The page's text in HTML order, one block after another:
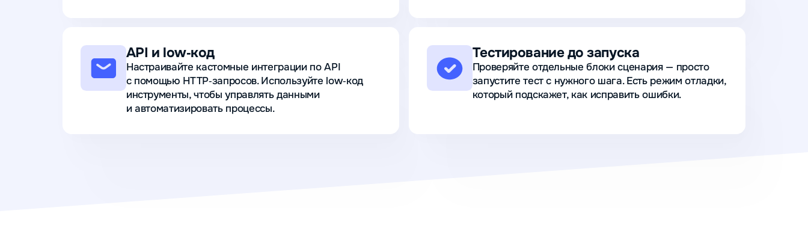
API и low‑код
Настраивайте кастомные интеграции по API
с помощью HTTP‑запросов. Используйте low‑код
инструменты, чтобы управлять данными
и автоматизировать процессы.
Тестирование до запуска
Проверяйте отдельные блоки сценария — просто
запустите тест с нужного шага. Есть режим отладки,
который подскажет, как исправить ошибки.